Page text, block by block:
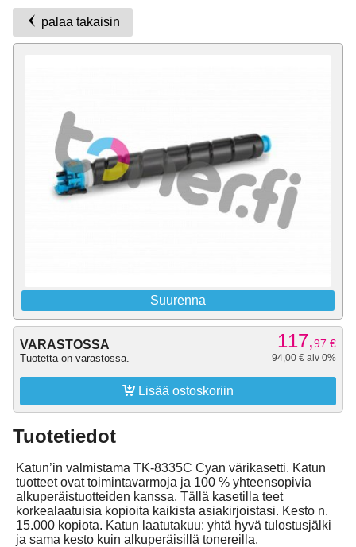
palaa takaisin
Suurenna
VARASTOSSA
Tuotetta on varastossa.
117,97 €
94,00 € alv 0%
 Lisää ostoskoriin
Tuotetiedot
Katun’in valmistama TK-8335C Cyan värikasetti. Katun
tuotteet ovat toimintavarmoja ja 100 % yhteensopivia
alkuperäistuotteiden kanssa. Tällä kasetilla teet
korkealaatuisia kopioita kaikista asiakirjoistasi. Kesto n.
15.000 kopiota. Katun laatutakuu: yhtä hyvä tulostusjälki
ja sama kesto kuin alkuperäisillä tonereilla.